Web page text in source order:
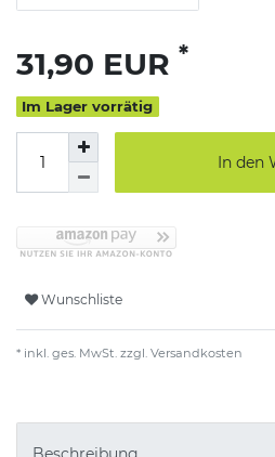
31,90 EUR *
Im Lager vorrätig
In den
Wunschliste
* inkl. ges. MwSt. zzgl. Versandkosten